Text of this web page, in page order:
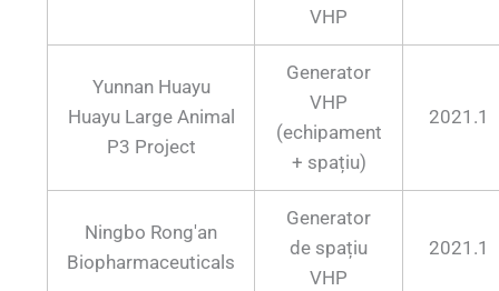
VHP
Yunnan Huayu
Huayu Large Animal
P3 Project
Generator
VHP
(echipament
+ spațiu)
2021.1
Ningbo Rong'an
Biopharmaceuticals
Generator
de spațiu
VHP
2021.1